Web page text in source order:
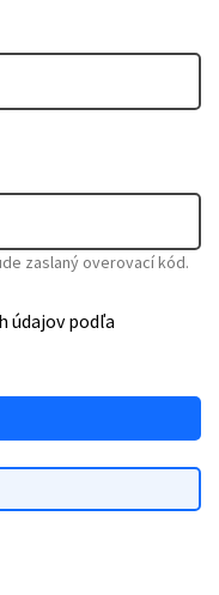
zaslaný overovací kód.
údajov podľa